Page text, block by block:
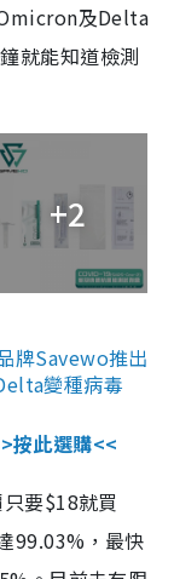
及Delta
就能知道檢測
+2
牌Savewo推出
變種病毒
按此選購<<
要$18就買
99.03%，最快